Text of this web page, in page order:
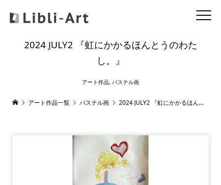
2024 JULY2 『虹にかかるほんとうのわた
し。』
アート作品, パステル画
アート作品一覧 パステル画 2024 JULY2 『虹にかかるほんとうのわたし。』